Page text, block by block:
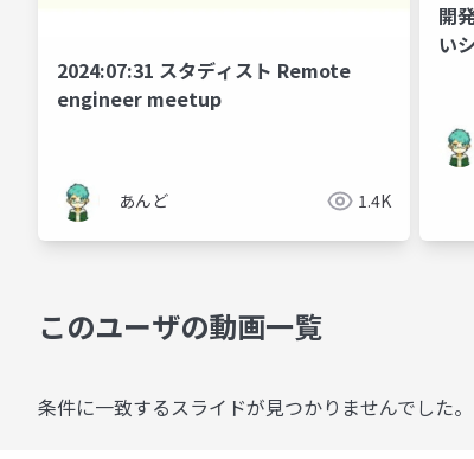
2024:07:31 スタディスト Remote
engineer meetup
あんど 1.4K
開
い
このユーザの動画一覧
条件に一致するスライドが見つかりませんでした。